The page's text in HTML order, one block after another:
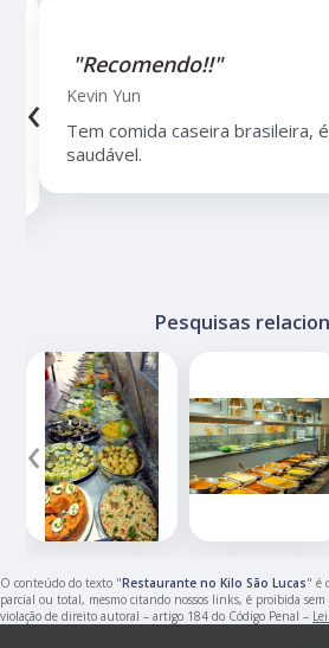
"Recomendo!!"
Kevin Yun
Tem comida caseira brasileira,
saudável.
‹
Pesquisas
‹
O conteúdo do texto "Restaurante no Kilo São Lucas" é
parcial ou total, mesmo citando nossos links, é proibida
violação de direito autoral – artigo 184 do Código Penal –